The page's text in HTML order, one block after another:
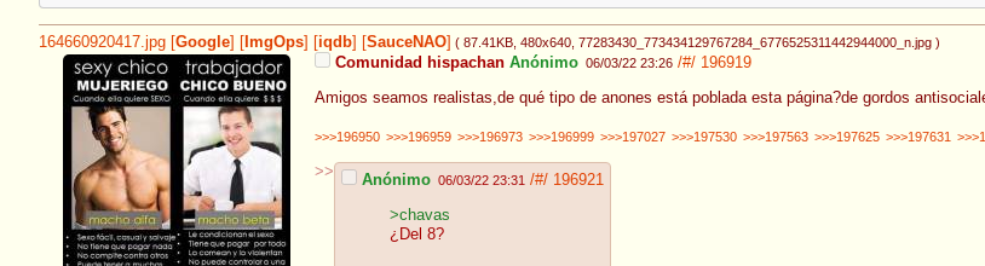
164660920417.jpg Google ImgOps iqdb SauceNAO ( 87.41KB , 480x640 , 77283430_773434129767284_6776525311442944000_n.jpg )
Comunidad hispachan Anónimo 06/03/22 23:26 /#/ 196919
Amigos seamos realistas,de qué tipo de anones está poblada esta página?de gordos
>>>196950 >>>196959 >>>196973 >>>196999 >>>197027 >>>197530 >>>197563 >>>197625 >>>197631
>> Anónimo 06/03/22 23:31 /#/ 196921
>chavas
¿Del 8?